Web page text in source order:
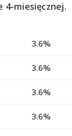
4-miesięcznej.